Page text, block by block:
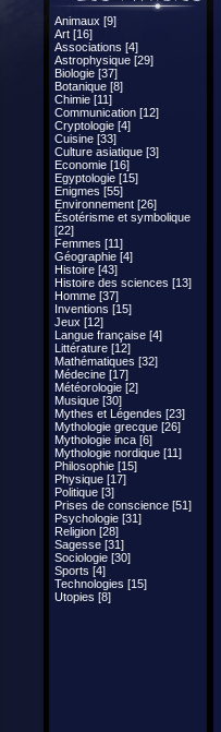
Animaux [9]
Art [16]
Associations [4]
Astrophysique [29]
Biologie [37]
Botanique [8]
Chimie [11]
Communication [12]
Cryptologie [4]
Cuisine [33]
Culture asiatique [3]
Economie [16]
Egyptologie [15]
Enigmes [55]
Environnement [26]
Ésotérisme et symbolique
[22]
Femmes [11]
Géographie [4]
Histoire [43]
Histoire des sciences [13]
Homme [37]
Inventions [15]
Jeux [12]
Langue française [4]
Littérature [12]
Mathématiques [32]
Médecine [17]
Météorologie [2]
Musique [30]
Mythes et Légendes [23]
Mythologie grecque [26]
Mythologie inca [6]
Mythologie nordique [11]
Philosophie [15]
Physique [17]
Politique [3]
Prises de conscience [51]
Psychologie [31]
Religion [28]
Sagesse [31]
Sociologie [30]
Sports [4]
Technologies [15]
Utopies [8]